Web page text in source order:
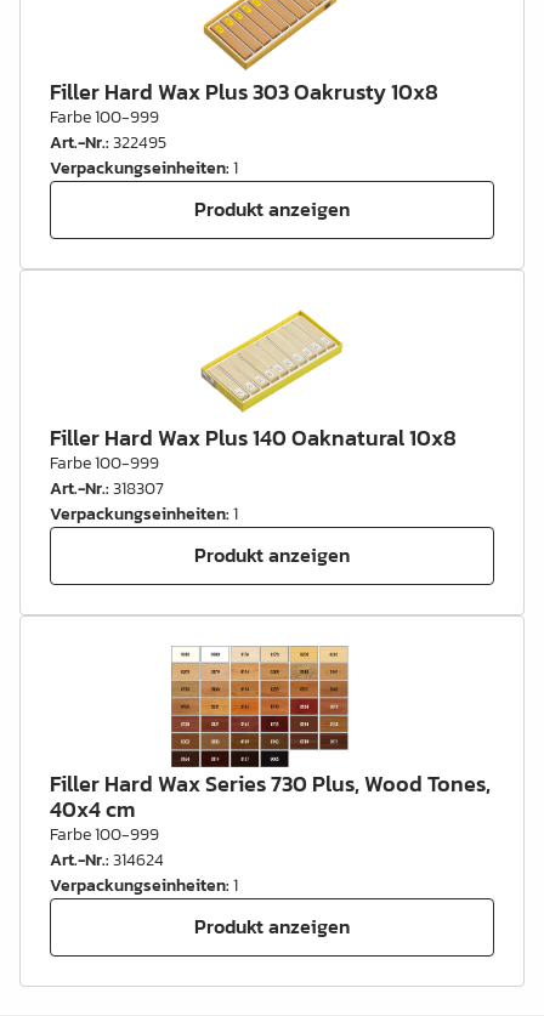
Filler Hard Wax Plus 303 Oakrusty 10x8
Farbe 100-999
Art.-Nr.:322495
Verpackungseinheiten:1
Produkt anzeigen
Filler Hard Wax Plus 140 Oaknatural 10x8
Farbe 100-999
Art.-Nr.:318307
Verpackungseinheiten:1
Produkt anzeigen
Filler Hard Wax Series 730 Plus, Wood Tones,
40x4 cm
Farbe 100-999
Art.-Nr.:314624
Verpackungseinheiten:1
Produkt anzeigen